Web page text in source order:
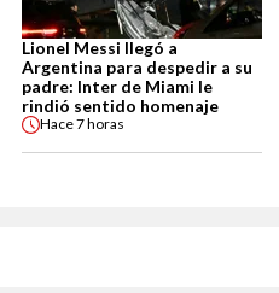
Lionel Messi llegó a
Argentina para despedir a su
padre: Inter de Miami le
rindió sentido homenaje
Hace7 horas